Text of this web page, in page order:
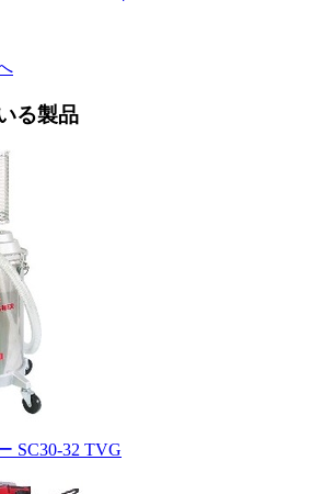
る製品
SC30-32 TVG